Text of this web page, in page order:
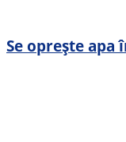
Se oprește apa